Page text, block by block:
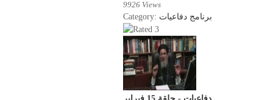
9926 Views
Category: برنامج دفاعيات